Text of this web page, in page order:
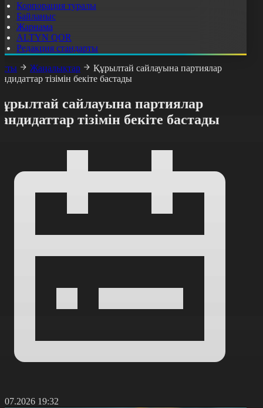
Корпорация туралы
Байланыс
Жарнама
ALTYN QOR
Редакция стандарты
Жаңалықтар
Құрылтай сайлауына партиялар
тізімін бекіте бастады
сайлауына партиялар
тізімін бекіте бастады
19:32